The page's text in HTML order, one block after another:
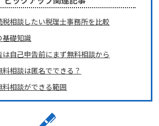
税相談したい税理士事務所を比較
基礎知識
は自己申告前にまず無料相談から
相談は匿名でできる？
料相談ができる範囲